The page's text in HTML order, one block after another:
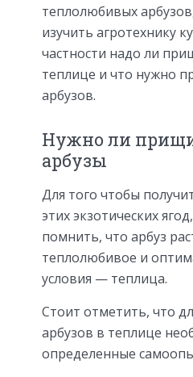
теплолюбивых
изучить агротехнику
частности надо ли
теплице и что нужно
арбузов.
Нужно ли
арбузы
Для того чтобы
этих экзотических
помнить, что арбуз
теплолюбивое и
условия — теплица.
Стоит отметить, что
арбузов в теплице
определенные